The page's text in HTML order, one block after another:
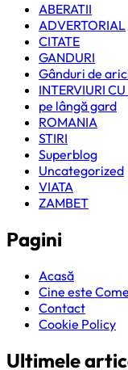
ABERATII
ADVERTORIAL
CITATE
GANDURI
Gânduri de
INTERVIURI
pe lângă gard
ROMANIA
STIRI
Superblog
Uncategorized
VIATA
ZAMBET
Pagini
Acasă
Cine este
Contact
Cookie Policy
Ultimele